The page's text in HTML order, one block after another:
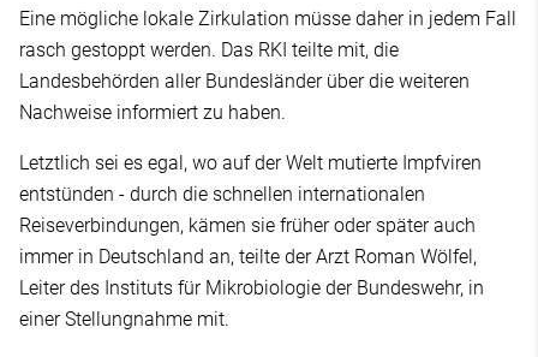
Eine mögliche lokale Zirkulation müsse daher in jedem Fall
rasch gestoppt werden. Das RKI teilte mit, die
Landesbehörden aller Bundesländer über die weiteren
Nachweise informiert zu haben.
Letztlich sei es egal, wo auf der Welt mutierte Impfviren
entstünden - durch die schnellen internationalen
Reiseverbindungen, kämen sie früher oder später auch
immer in Deutschland an, teilte der Arzt Roman Wölfel,
Leiter des Instituts für Mikrobiologie der Bundeswehr, in
einer Stellungnahme mit.